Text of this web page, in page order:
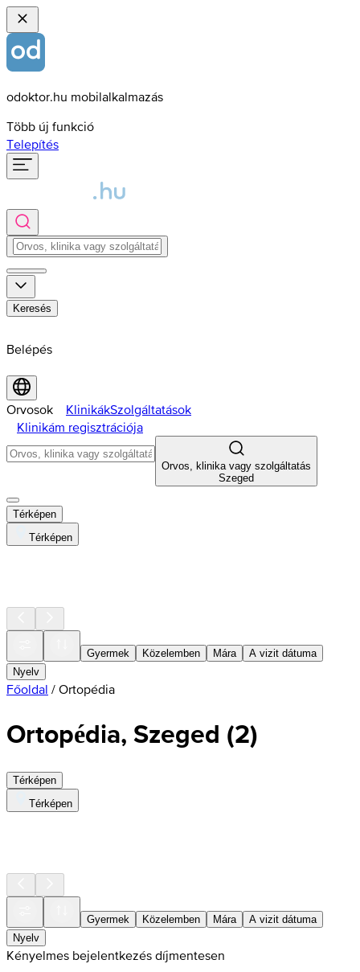
odoktor.hu mobilalkalmazás
Több új funkció
Telepítés
Keresés
Belépés
Orvosok KlinikákSzolgáltatások
Klinikám regisztrációja
Orvos, klinika vagy szolgáltatás
Szeged
Térképen
Térképen
Gyermek Közelemben Mára
A vizit dátuma
Nyelv
Főoldal / Ortopédia
Ortopédia, Szeged (2)
Térképen
Térképen
Gyermek Közelemben Mára
A vizit dátuma
Nyelv
Kényelmes bejelentkezés díjmentesen